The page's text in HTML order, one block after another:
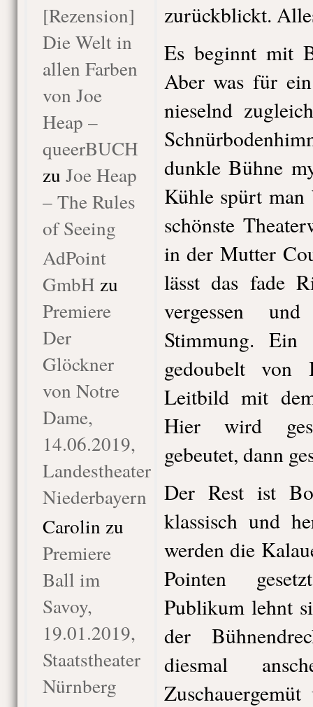
[Rezension]
Die Welt in
allen Farben
von Joe
Heap –
queerBUCH
zu Joe Heap
– The Rules
of Seeing
AdPoint
GmbH zu
Premiere
Der
Glöckner
von Notre
Dame,
14.06.2019,
Landestheater
Niederbayern
Carolin zu
Premiere
Ball im
Savoy,
19.01.2019,
Staatstheater
Nürnberg
zurückblickt.
Es beginnt mit
Aber was für
nieselnd
dunkle Bühne
Kühle spürt
schönste
in der Mutter
lässt das fade
vergessen
Stimmung. Ein
gedoubelt von
Leitbild mit
Hier wird
gebeutet, dann
Der Rest ist
klassisch und
werden die
Pointen
Publikum lehnt
der
diesmal